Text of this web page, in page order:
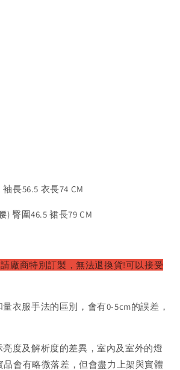
長56.5 衣長74 CM
) 臀圍46.5 裙長79 CM
請廠商特別訂製，無法退換貨!可以接受
衣服手法的區別，會有0-5cm的誤差，
度及解析度的差異，室內及室外的燈
會有略微落差，但會盡力上架與實體